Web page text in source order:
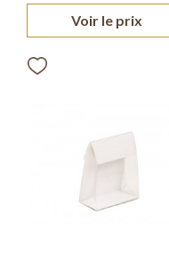
Voir le prix